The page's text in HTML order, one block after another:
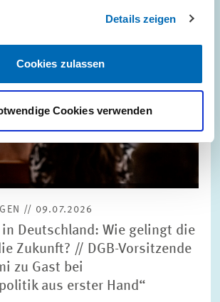
Details zeigen
Cookies zulassen
Cookies verwenden
// 09.07.2026
in Deutschland: Wie gelingt die
Zukunft? // DGB-Vorsitzende
zu Gast bei
aus erster Hand“